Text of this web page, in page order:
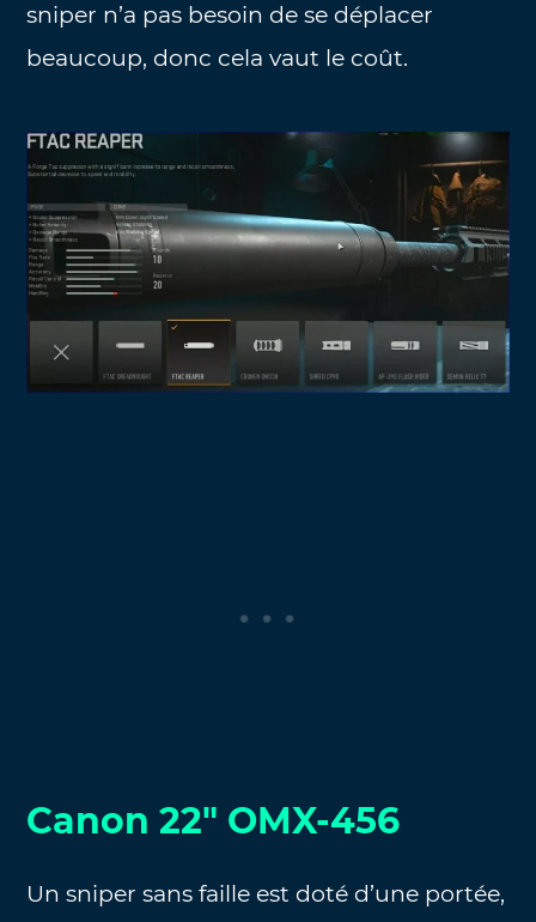
sniper n’a pas besoin de se déplacer
beaucoup, donc cela vaut le coût.
Canon 22″ OMX-456
Un sniper sans faille est doté d’une portée,